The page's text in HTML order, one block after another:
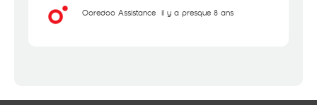
Ooredoo Assistance il y a presque 8 ans